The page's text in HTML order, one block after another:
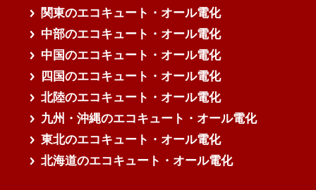
関東のエコキュート・オール電化
中部のエコキュート・オール電化
中国のエコキュート・オール電化
四国のエコキュート・オール電化
北陸のエコキュート・オール電化
九州・沖縄のエコキュート・オール電化
東北のエコキュート・オール電化
北海道のエコキュート・オール電化